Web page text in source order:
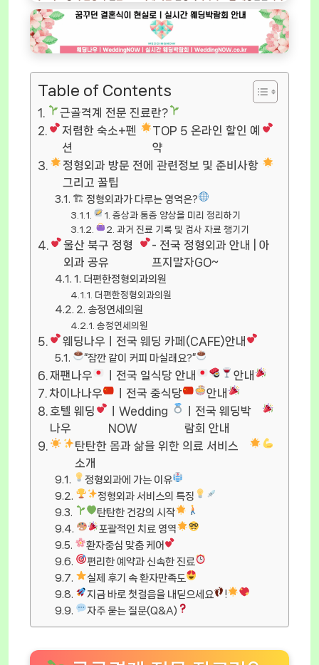
Table of Contents
근골격계 전문 진료란?
저렴한 숙소+펜
션
TOP 5 온라인 할인 예
약
정형외과 방문 전에 관련정보 및 준비사항
그리고 꿀팁
🏗 정형외과가 다루는 영역은?
1. 증상과 통증 양상을 미리 정리하기
2. 과거 진료 기록 및 검사 자료 챙기기
울산 북구 정형
외과 공유
- 전국 정형외과 안내 | 아
프지말자GO~
1. 더편한정형외과의원
더편한정형외과의원
2. 송정연세의원
송정연세의원
웨딩나우ㅣ전국 웨딩 카페(CAFE)안내
“잠깐 같이 커피 마실래요?”
재팬나우 ㅣ전국 일식당 안내
안내
차이나나우
ㅣ전국 중식당
안내
호텔 웨딩
나우
ㅣWedding
NOW
ㅣ전국 웨딩박
람회 안내
탄탄한 몸과 삶을 위한 의료 서비스
소개
정형외과에 가는 이유
정형외과 서비스의 특징
탄탄한 건강의 시작
포괄적인 치료 영역
환자중심 맞춤 케어
편리한 예약과 신속한 진료
실제 후기 속 환자만족도
지금 바로 첫걸음을 내딛으세요
!
자주 묻는 질문(Q&A)